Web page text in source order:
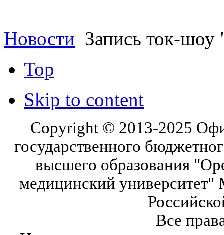
Новости Запись ток-
Top
Skip to content
Copyright © 2013-2025
государственного
высшего образования
медицинский университет"
Все